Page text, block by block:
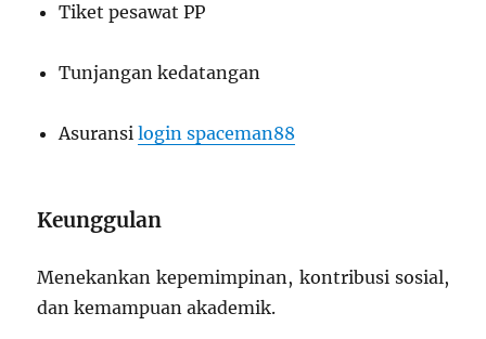
Tiket pesawat PP
Tunjangan kedatangan
Asuransilogin spaceman88
Keunggulan
Menekankan kepemimpinan, kontribusi sosial,
dan kemampuan akademik.